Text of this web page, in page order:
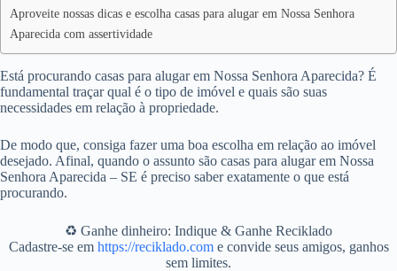
Aproveite nossas dicas e escolha casas para alugar em Nossa Senhora
Aparecida com assertividade
Está procurando casas para alugar em Nossa Senhora Aparecida? É
fundamental traçar qual é o tipo de imóvel e quais são suas
necessidades em relação à propriedade.
De modo que, consiga fazer uma boa escolha em relação ao imóvel
desejado. Afinal, quando o assunto são casas para alugar em Nossa
Senhora Aparecida – SE é preciso saber exatamente o que está
procurando.
♻️ Ganhe dinheiro: Indique & Ganhe Reciklado
Cadastre-se em https://reciklado.come convide seus amigos, ganhos
sem limites.